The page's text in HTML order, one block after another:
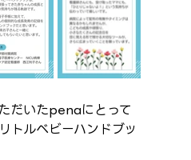
だいたpenaにとって
トルベビーハンドブッ